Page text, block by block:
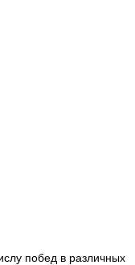
побед в различных